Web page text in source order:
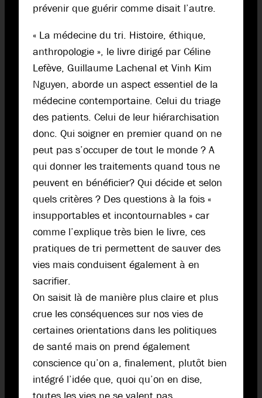
prévenir que guérir comme disait l’autre.
« La médecine du tri. Histoire, éthique,
anthropologie », le livre dirigé par Céline
Lefève, Guillaume Lachenal et Vinh Kim
Nguyen, aborde un aspect essentiel de la
médecine contemportaine. Celui du triage
des patients. Celui de leur hiérarchisation
donc. Qui soigner en premier quand on ne
peut pas s’occuper de tout le monde ? A
qui donner les traitements quand tous ne
peuvent en bénéficier? Qui décide et selon
quels critères ? Des questions à la fois «
insupportables et incontournables » car
comme l’explique très bien le livre, ces
pratiques de tri permettent de sauver des
vies mais conduisent également à en
sacrifier.
On saisit là de manière plus claire et plus
crue les conséquences sur nos vies de
certaines orientations dans les politiques
de santé mais on prend également
conscience qu’on a, finalement, plutôt bien
intégré l’idée que, quoi qu’on en dise,